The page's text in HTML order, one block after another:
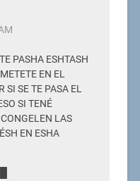
PASHA ESHTASH
EN EL
SI SE TE PASA EL
SI TENÉ
LAS
EN ESHA